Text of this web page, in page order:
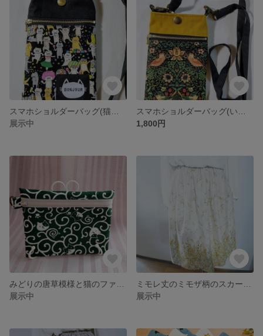
展示中
1,800円
展示中
展示中